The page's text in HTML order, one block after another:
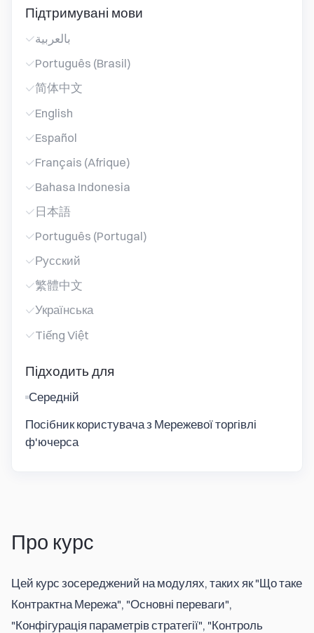
Підтримувані мови
بالعربية
Português (Brasil)
简体中文
English
Español
Français (Afrique)
Bahasa Indonesia
日本語
Português (Portugal)
Русский
繁體中文
Українська
Tiếng Việt
Підходить для
Середній
Посібник користувача з Мережевої торгівлі
ф'ючерса
Про курс
Цей курс зосереджений на модулях, таких як "Що таке
Контрактна Мережа", "Основні переваги",
"Конфігурація параметрів стратегії", "Контроль